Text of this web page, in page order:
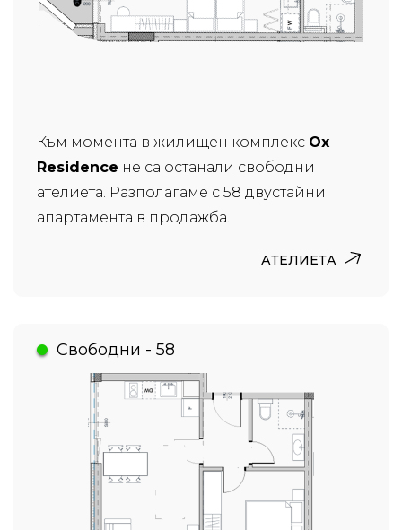
Към момента в жилищен комплекс Ox
Residence не са останали свободни
ателиета. Разполагаме с 58 двустайни
апартамента в продажба.
АТЕЛИЕТА
Свободни - 58